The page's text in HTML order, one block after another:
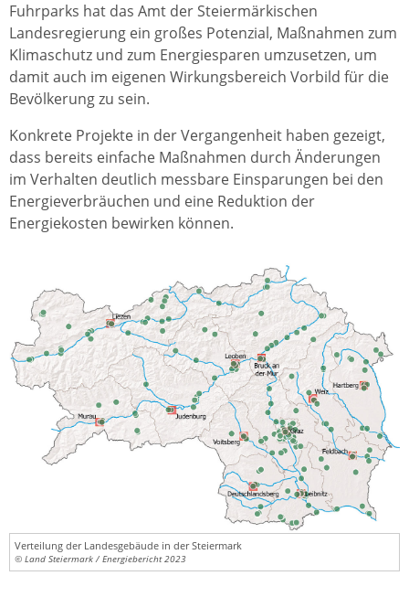
Fuhrparks hat das Amt der Steiermärkischen
Landesregierung ein großes Potenzial, Maßnahmen zum
Klimaschutz und zum Energiesparen umzusetzen, um
damit auch im eigenen Wirkungsbereich Vorbild für die
Bevölkerung zu sein.
Konkrete Projekte in der Vergangenheit haben gezeigt,
dass bereits einfache Maßnahmen durch Änderungen
im Verhalten deutlich messbare Einsparungen bei den
Energieverbräuchen und eine Reduktion der
Energiekosten bewirken können.
Verteilung der Landesgebäude in der Steiermark
© Land Steiermark / Energiebericht 2023